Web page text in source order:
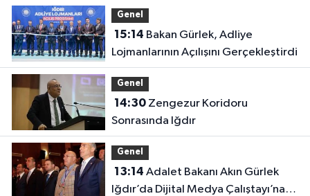
Genel
15:14
Lojmanlarının Açılışını Gerçekleştirdi
Genel
14:30Zengezur Koridoru
Sonrasında Iğdır
Genel
13:14
Iğdır’da Dijital Medya Çalıştayı’na